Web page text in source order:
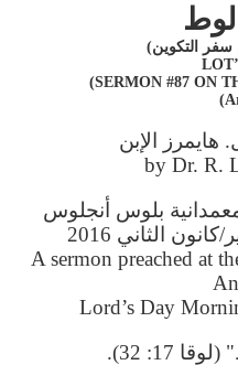
لوط
هايمرز الإبن
by Dr. R.
بلوس أنجلوس
A sermon preached at
Lord’s Day
17: 32).